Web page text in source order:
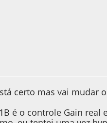
certo mas vai mudar
é o controle Gain real